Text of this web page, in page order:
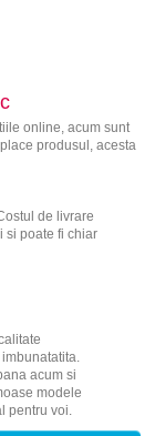
online, acum sunt
produsul, acesta
de livrare
si poate fi chiar
acum si
modele
pentru voi.